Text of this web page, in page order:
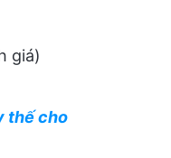
giá)
thế cho